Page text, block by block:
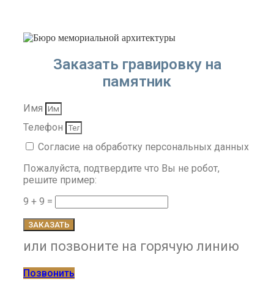
Заказать гравировку на
памятник
Имя
Телефон
Согласие на обработку персональных данных
Пожалуйста, подтвердите что Вы не робот,
решите пример:
9 + 9 =
ЗАКАЗАТЬ
или позвоните на горячую линию
Позвонить